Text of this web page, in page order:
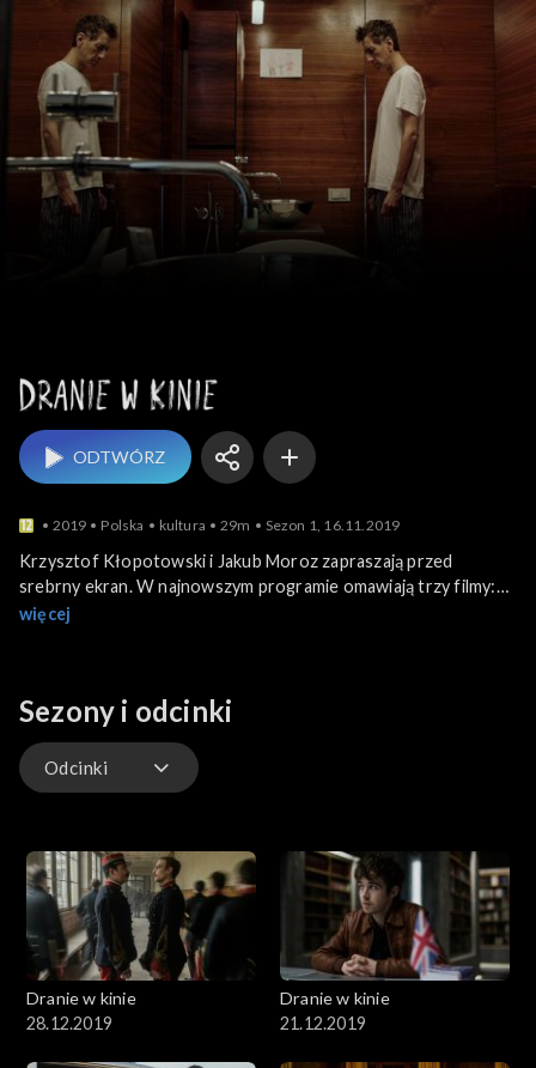
Dranie w kinie
ODTWÓRZ
2019 Polska kultura 29m Sezon 1, 16.11.2019
Krzysztof Kłopotowski i Jakub Moroz zapraszają przed
srebrny ekran. W najnowszym programie omawiają trzy filmy:
„Midway” amerykańskie widowisko o wojnie na Pacyfiku w
przeznaczenie” szósty film z serii o androidach
wyreżyserowany przez Tima Millera i Arnoldem
Schwarzeneggerem w roli obrońcy ludzkości. O serii
Terminator Dranie rozmawiają z pisarzem science-fiction
więcej
Sezony i odcinki
Odcinki
Dranie w kinie
28.12.2019
Dranie w kinie
21.12.2019